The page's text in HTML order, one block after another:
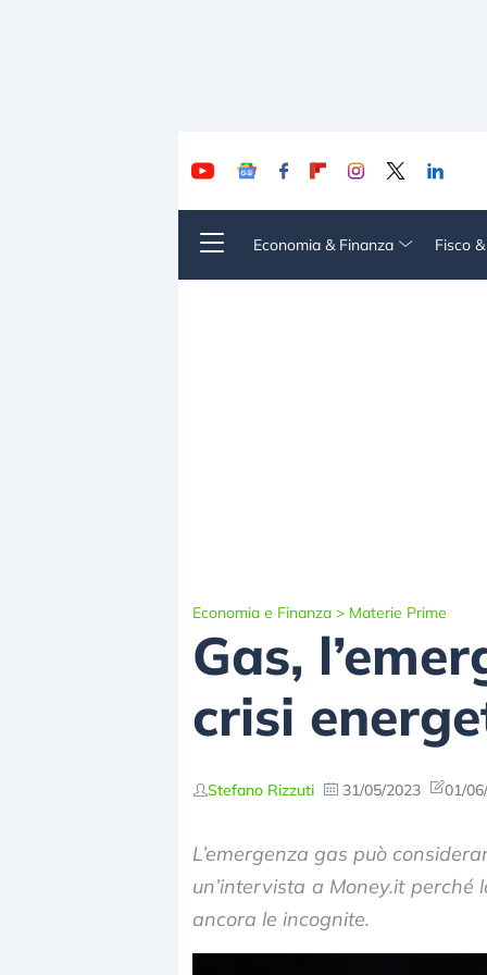
Economia & Finanza Fisco
Economia e Finanza > Materie Prime
Gas,
crisi
Stefano Rizzuti 31/05/2023 01/
L’emergenza gas può
un’intervista a Money.it
ancora le incognite.